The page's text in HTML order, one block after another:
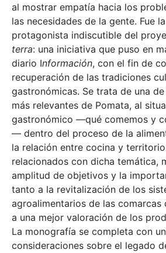
al mostrar empatía hacia los
las necesidades de la gente. Fue
protagonista indiscutible del
terra: una iniciativa que puso en
diario Información, con el fin de
recuperación de las tradiciones
gastronómicas. Se trata de una
más relevantes de Pomata, al
gastronómico —qué comemos y
— dentro del proceso de la
la relación entre cocina y
relacionados con dicha temática,
amplitud de objetivos y la
tanto a la revitalización de los
agroalimentarios de las comarcas
a una mejor valoración de los
La monografía se completa con
consideraciones sobre el legado